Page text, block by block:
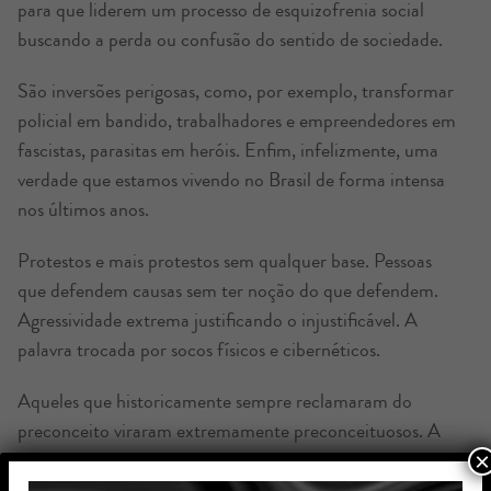
para que liderem um processo de esquizofrenia social
buscando a perda ou confusão do sentido de sociedade.
São inversões perigosas, como, por exemplo, transformar
policial em bandido, trabalhadores e empreendedores em
fascistas, parasitas em heróis. Enfim, infelizmente, uma
verdade que estamos vivendo no Brasil de forma intensa
nos últimos anos.
Protestos e mais protestos sem qualquer base. Pessoas
que defendem causas sem ter noção do que defendem.
Agressividade extrema justificando o injustificável. A
palavra trocada por socos físicos e cibernéticos.
Aqueles que historicamente sempre reclamaram do
preconceito viraram extremamente preconceituosos. A
vida em comunidade esvaziou.
×